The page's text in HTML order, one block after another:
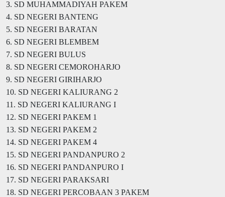
3. SD MUHAMMADIYAH PAKEM
4. SD NEGERI BANTENG
5. SD NEGERI BARATAN
6. SD NEGERI BLEMBEM
7. SD NEGERI BULUS
8. SD NEGERI CEMOROHARJO
9. SD NEGERI GIRIHARJO
10. SD NEGERI KALIURANG 2
11. SD NEGERI KALIURANG I
12. SD NEGERI PAKEM 1
13. SD NEGERI PAKEM 2
14. SD NEGERI PAKEM 4
15. SD NEGERI PANDANPURO 2
16. SD NEGERI PANDANPURO I
17. SD NEGERI PARAKSARI
18. SD NEGERI PERCOBAAN 3 PAKEM